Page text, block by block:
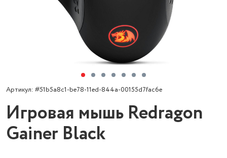
Артикул: #51b5a8c1-be78-11ed-844a-00155d7fac6e
Игровая мышь Redragon
Gainer Black